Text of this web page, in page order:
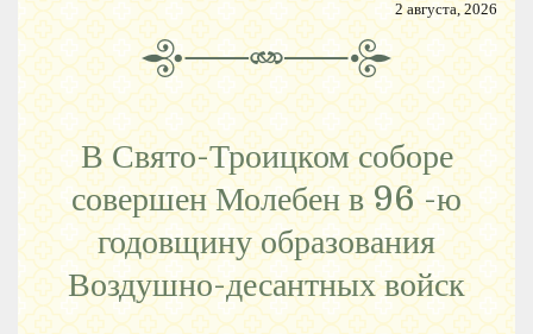
2 августа, 2026
В Свято-Троицком соборе
совершен Молебен в 96 -ю
годовщину образования
Воздушно-десантных войск